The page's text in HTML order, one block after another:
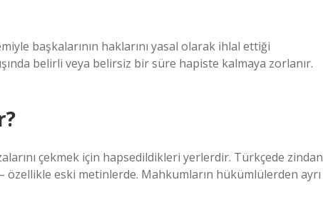
başkalarının haklarını yasal olarak ihlal ettiği
belirli veya belirsiz bir süre hapiste kalmaya zorlanır.
çekmek için hapsedildikleri yerlerdir. Türkçede zindan
özellikle eski metinlerde. Mahkumların hükümlülerden ayrı